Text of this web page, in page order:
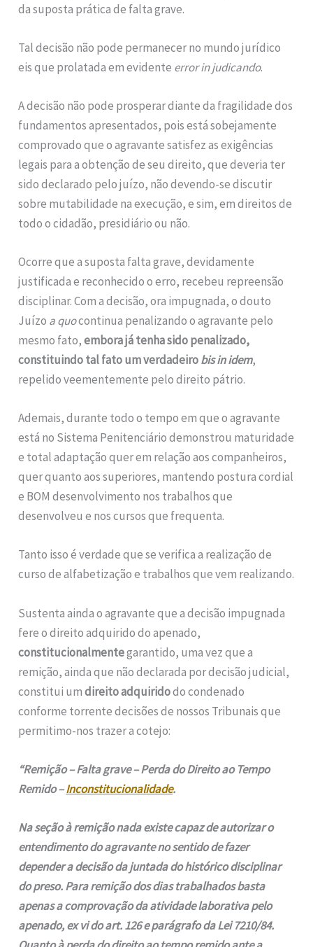
da suposta prática de falta grave.
Tal decisão não pode permanecer no mundo jurídico
eis que prolatada em evidente error in judicando.
A decisão não pode prosperar diante da fragilidade dos
fundamentos apresentados, pois está sobejamente
comprovado que o agravante satisfez as exigências
legais para a obtenção de seu direito, que deveria ter
sido declarado pelo juízo, não devendo-se discutir
sobre mutabilidade na execução, e sim, em direitos de
todo o cidadão, presidiário ou não.
Ocorre que a suposta falta grave, devidamente
justificada e reconhecido o erro, recebeu repreensão
disciplinar. Com a decisão, ora impugnada, o douto
Juízo a quocontinua penalizando o agravante pelo
mesmo fato,embora já tenha sido penalizado,
constituindo tal fato um verdadeirobis in idem,
repelido veementemente pelo direito pátrio.
Ademais, durante todo o tempo em que o agravante
está no Sistema Penitenciário demonstrou maturidade
e total adaptação quer em relação aos companheiros,
quer quanto aos superiores, mantendo postura cordial
e BOM desenvolvimento nos trabalhos que
desenvolveu e nos cursos que frequenta.
Tanto isso é verdade que se verifica a realização de
curso de alfabetização e trabalhos que vem realizando.
Sustenta ainda o agravante que a decisão impugnada
fere o direito adquirido do apenado,
constitucionalmentegarantido, uma vez que a
remição, ainda que não declarada por decisão judicial,
constitui umdireito adquiridodo condenado
conforme torrente decisões de nossos Tribunais que
permitimo-nos trazer a cotejo:
“Remição – Falta grave – Perda do Direito ao Tempo
Remido –Inconstitucionalidade.
Na seção à remição nada existe capaz de autorizar o
entendimento do agravante no sentido de fazer
depender a decisão da juntada do histórico disciplinar
do preso. Para remição dos dias trabalhados basta
apenas a comprovação da atividade laborativa pelo
apenado, ex vi do art. 126 e parágrafo da Lei 7210/84.